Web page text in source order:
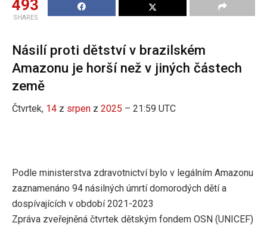
493
SHARES
Násilí proti dětství v brazilském
Amazonu je horší než v jiných částech
země
Čtvrtek, 14 z srpen z 2025 – 21:59 UTC
Podle ministerstva zdravotnictví bylo v legálním Amazonu
zaznamenáno 94 násilných úmrtí domorodých dětí a
dospívajících v období 2021-2023
Zpráva zveřejněná čtvrtek dětským fondem OSN (UNICEF)